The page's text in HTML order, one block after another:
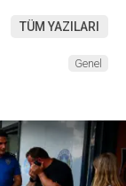
TÜM YAZILARI
Genel